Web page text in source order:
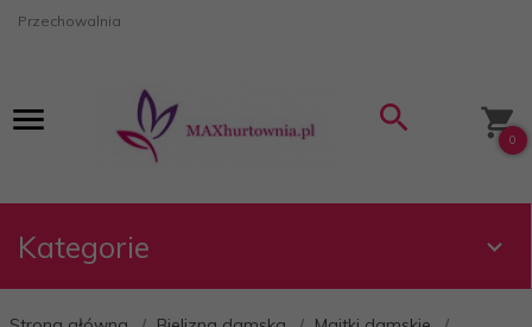
Przechowalnia
0
Kategorie